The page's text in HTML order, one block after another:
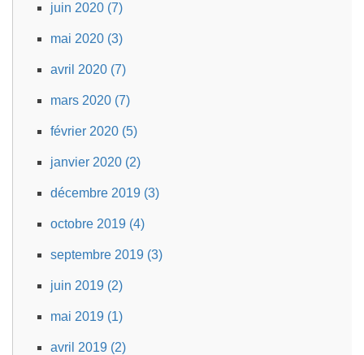
juin 2020 (7)
mai 2020 (3)
avril 2020 (7)
mars 2020 (7)
février 2020 (5)
janvier 2020 (2)
décembre 2019 (3)
octobre 2019 (4)
septembre 2019 (3)
juin 2019 (2)
mai 2019 (1)
avril 2019 (2)